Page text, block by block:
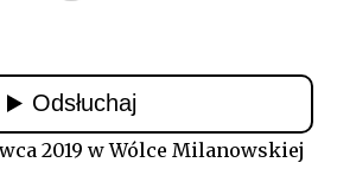
2019 w Wólce Milanowskiej